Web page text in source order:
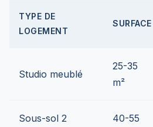
TYPE DE
LOGEMENT
SURFACE
Studio meublé
25-35
m²
Sous-sol 2
40-55